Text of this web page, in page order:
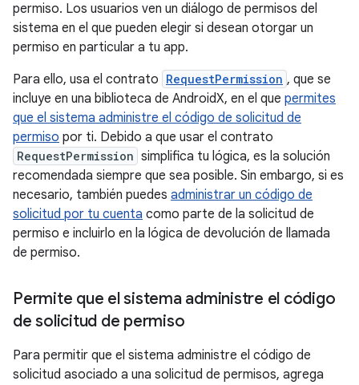
permiso. Los usuarios ven un diálogo de permisos del
sistema en el que pueden elegir si desean otorgar un
permiso en particular a tu app.
Para ello, usa el contrato RequestPermission , que se
incluye en una biblioteca de AndroidX, en el que permites
que el sistema administre el código de solicitud de
permiso por ti. Debido a que usar el contrato
RequestPermission simplifica tu lógica, es la solución
recomendada siempre que sea posible. Sin embargo, si es
necesario, también puedes administrar un código de
solicitud por tu cuenta como parte de la solicitud de
permiso e incluirlo en la lógica de devolución de llamada
de permiso.
Permite que el sistema administre el código
de solicitud de permiso
Para permitir que el sistema administre el código de
solicitud asociado a una solicitud de permisos, agrega